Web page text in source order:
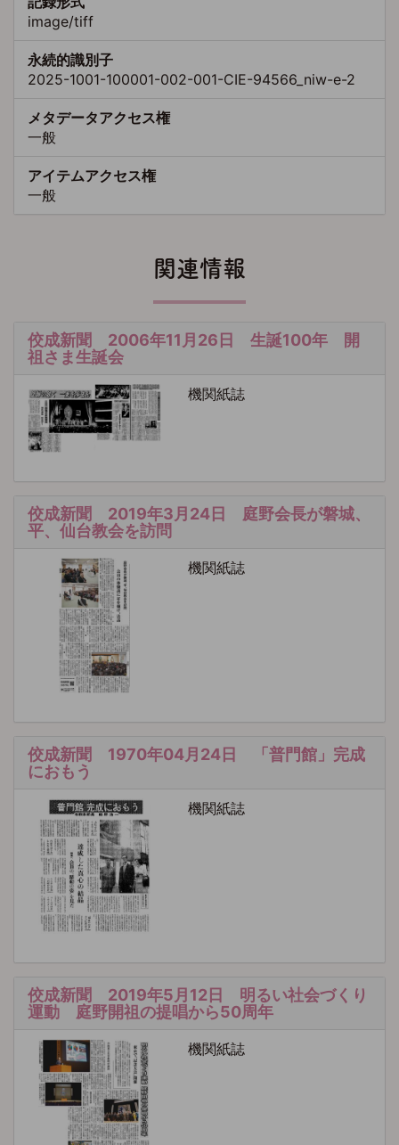
image/tiff
永続的識別子
2025-1001-100001-002-001-CIE-94566_niw-e-2
メタデータアクセス権
一般
アイテムアクセス権
一般
関連情報
佼成新聞 2006年11月26日 生誕100年 開
祖さま生誕会
機関紙誌
佼成新聞 2019年3月24日 庭野会長が磐城、
平、仙台教会を訪問
機関紙誌
佼成新聞 1970年04月24日 「普門館」完成
におもう
機関紙誌
佼成新聞 2019年5月12日 明るい社会づくり
運動 庭野開祖の提唱から50周年
機関紙誌